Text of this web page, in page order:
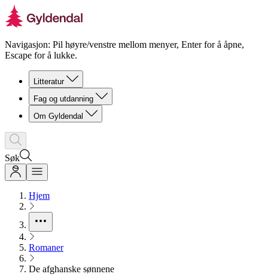
Navigasjon: Pil høyre/venstre mellom menyer, Enter for å åpne,
Escape for å lukke.
Litteratur
Fag og utdanning
Om Gyldendal
Søk
Hjem
Romaner
De afghanske sønnene